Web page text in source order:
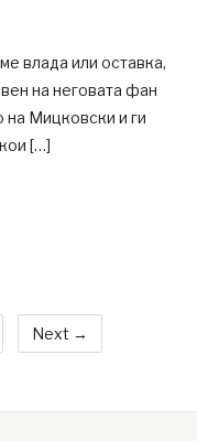
влада или оставка,
на неговата фан
на Мицковски и ги
[…]
Next →